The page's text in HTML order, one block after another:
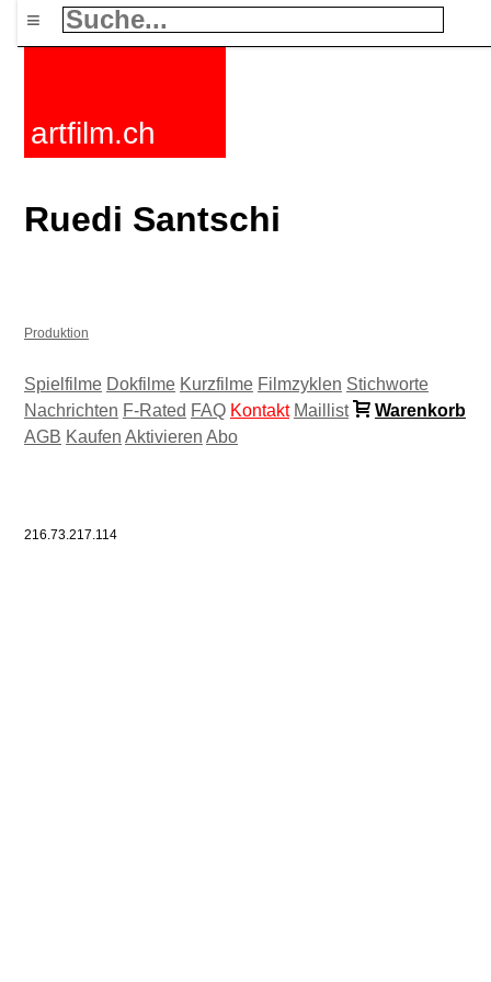
≡
artfilm.ch
Ruedi Santschi
Produktion
Spielfilme Dokfilme Kurzfilme Filmzyklen Stichworte
Nachrichten F-Rated FAQ Kontakt Maillist
Warenkorb
AGB Kaufen Aktivieren Abo
216.73.217.114